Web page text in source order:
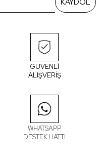
KAYDOL
GÜVENLİ
ALIŞVERİŞ
WHATSAPP
DESTEK HATTI